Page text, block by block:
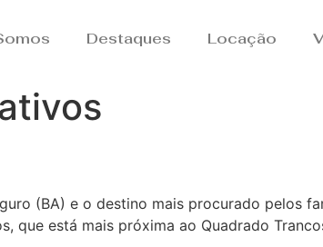
Destaques Locação
(BA) e o destino mais procurado pelos
que está mais próxima ao Quadrado